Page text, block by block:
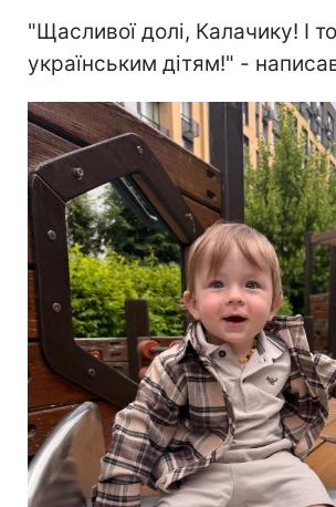
"Щасливої долі, Калачику! І
українським дітям!" -